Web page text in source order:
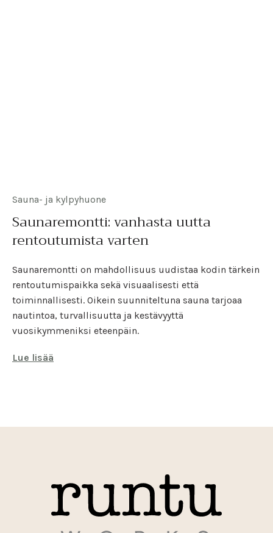
Sauna- ja kylpyhuone
Saunaremontti: vanhasta uutta
rentoutumista varten
Saunaremontti on mahdollisuus uudistaa kodin tärkein
rentoutumispaikka sekä visuaalisesti että
toiminnallisesti. Oikein suunniteltuna sauna tarjoaa
nautintoa, turvallisuutta ja kestävyyttä
vuosikymmeniksi eteenpäin.
Lue lisää